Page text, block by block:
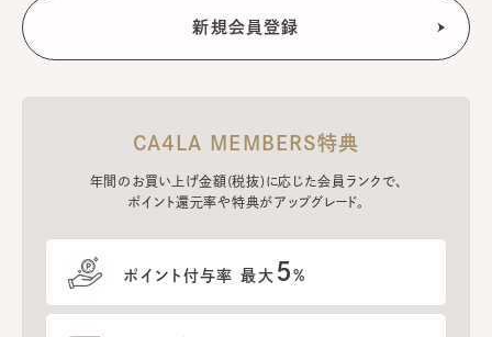
CA4LA MEMBERS特典
年間のお買い上げ金額(税抜)に応じた会員ランクで、
ポイント還元率や特典がアップグレード。
ポイント付与率 最大 5%